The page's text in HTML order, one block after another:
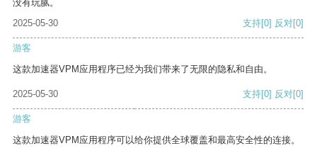
没有玩腻。
2025-05-30
支持[0] 反对[0]
游客
这款加速器VPM应用程序已经为我们带来了无限的隐私和自由。
2025-05-30 支持[0] 反对[0]
游客
这款加速器VPM应用程序可以给你提供全球覆盖和最高安全性的连接。